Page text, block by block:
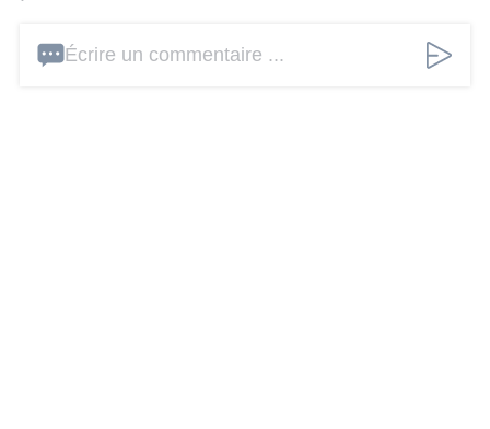
Écrire un commentaire ...